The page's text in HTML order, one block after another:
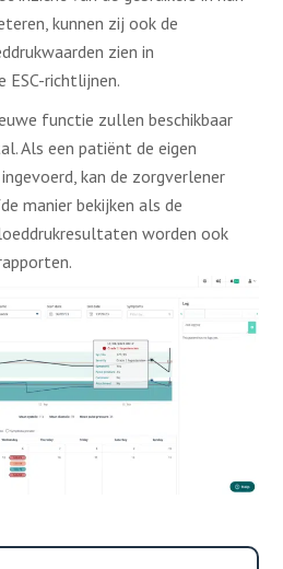
kunnen zij ook de
zien in
ESC-richtlijnen.
functie zullen beschikbaar
Als een patiënt de eigen
kan de zorgverlener
manier bekijken als de
worden ook